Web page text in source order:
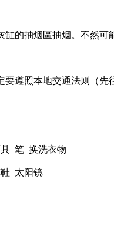
的抽烟區抽烟。不然可
遵照本地交通法则（先
笔 换洗衣物
太阳镜